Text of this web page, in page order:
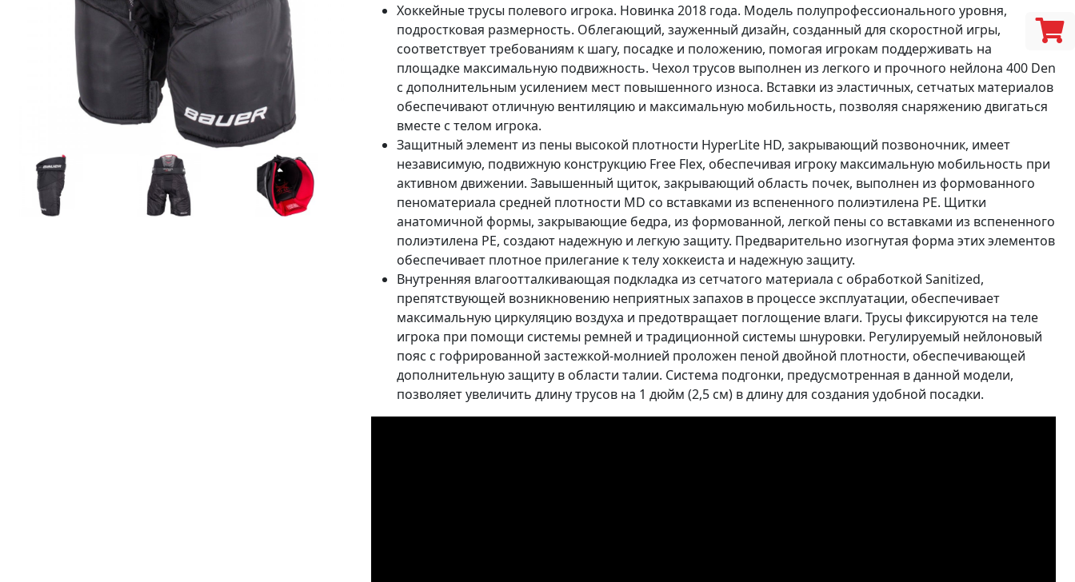
Хоккейные трусы полевого игрока. Новинка 2018 года. Модель полупрофессионального уровня,
подростковая размерность. Облегающий, зауженный дизайн, созданный для скоростной игры,
соответствует требованиям к шагу, посадке и положению, помогая игрокам поддерживать на
площадке максимальную подвижность. Чехол трусов выполнен из легкого и прочного нейлона 400 Den
с дополнительным усилением мест повышенного износа. Вставки из эластичных, сетчатых материалов
обеспечивают отличную вентиляцию и максимальную мобильность, позволяя снаряжению двигаться
вместе с телом игрока.
Защитный элемент из пены высокой плотности HyperLite HD, закрывающий позвоночник, имеет
независимую, подвижную конструкцию Free Flex, обеспечивая игроку максимальную мобильность при
активном движении. Завышенный щиток, закрывающий область почек, выполнен из формованного
пеноматериала средней плотности MD со вставками из вспененного полиэтилена PE. Щитки
анатомичной формы, закрывающие бедра, из формованной, легкой пены со вставками из вспененного
полиэтилена PE, создают надежную и легкую защиту. Предварительно изогнутая форма этих элементов
обеспечивает плотное прилегание к телу хоккеиста и надежную защиту.
Внутренняя влагоотталкивающая подкладка из сетчатого материала с обработкой Sanitized,
препятствующей возникновению неприятных запахов в процессе эксплуатации, обеспечивает
максимальную циркуляцию воздуха и предотвращает поглощение влаги. Трусы фиксируются на теле
игрока при помощи системы ремней и традиционной системы шнуровки. Регулируемый нейлоновый
пояс с гофрированной застежкой-молнией проложен пеной двойной плотности, обеспечивающей
дополнительную защиту в области талии. Система подгонки, предусмотренная в данной модели,
позволяет увеличить длину трусов на 1 дюйм (2,5 см) в длину для создания удобной посадки.